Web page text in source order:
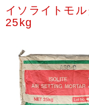
イソライトモ
25kg